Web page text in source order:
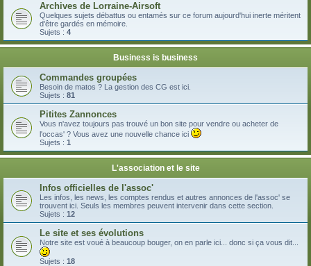
Archives de Lorraine-Airsoft
Quelques sujets débattus ou entamés sur ce forum aujourd'hui inerte méritent
d'être gardés en mémoire.
Sujets : 4
Business is business
Commandes groupées
Besoin de matos ? La gestion des CG est ici.
Sujets : 81
Pitites Zannonces
Vous n'avez toujours pas trouvé un bon site pour vendre ou acheter de
l'occas' ? Vous avez une nouvelle chance ici
Sujets : 1
L'association et le site
Infos officielles de l'assoc'
Les infos, les news, les comptes rendus et autres annonces de l'assoc' se
trouvent ici. Seuls les membres peuvent intervenir dans cette section.
Sujets : 12
Le site et ses évolutions
Notre site est voué à beaucoup bouger, on en parle ici... donc si ça vous dit...
Sujets : 18